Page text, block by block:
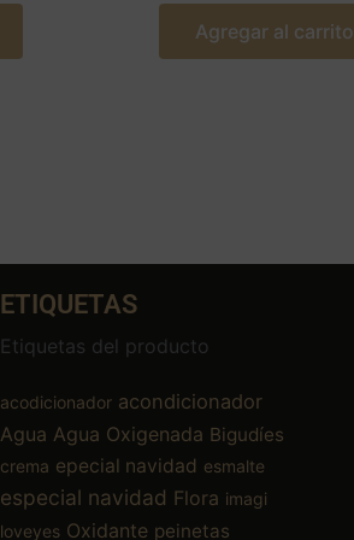
Agregar al carrito
ETIQUETAS
Etiquetas del producto
acodicionador acondicionador
Agua Agua Oxigenada Bigudíes
crema epecial navidad esmalte
especial navidad Flora imagi
loveyes Oxidante peinetas